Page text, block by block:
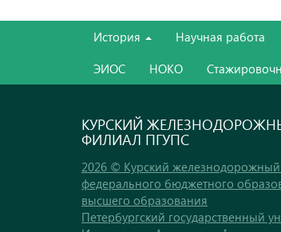
История Научная работа
ЭИОС
НОКО
КУРСКИЙ
ФИЛИАЛ ПГУПС
2026 © Курский
федерального бюджетного
высшего образования
Петербургский государственный